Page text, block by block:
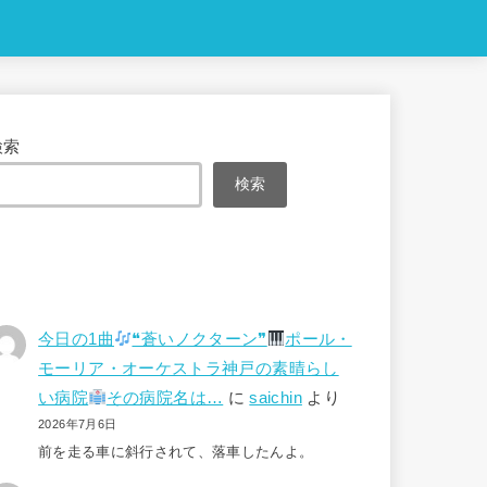
索
検索
今日の1曲 ❝蒼いノクターン❞
ポール・
モーリア・オーケストラ神戸の素晴らし
い病院
その病院名は… にsaichinより
2026年7月6日
前を走る車に斜行されて、落車したんよ。